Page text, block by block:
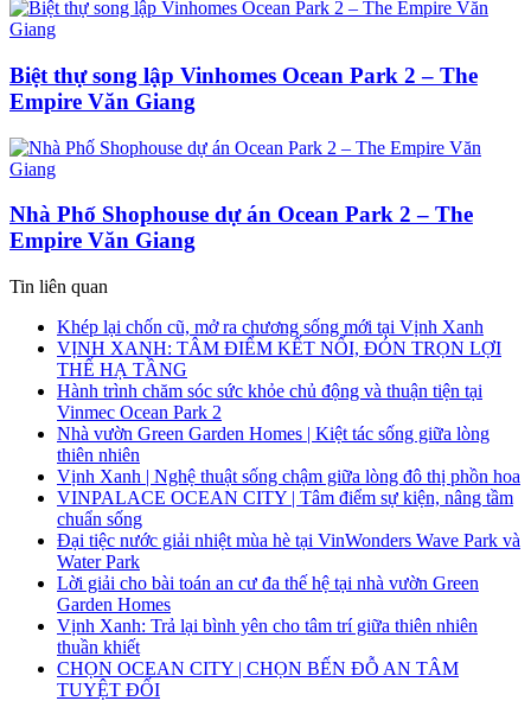
Biệt thự song lập Vinhomes Ocean Park 2 – The
Empire Văn Giang
Nhà Phố Shophouse dự án Ocean Park 2 – The
Empire Văn Giang
Tin liên quan
Khép lại chốn cũ, mở ra chương sống mới tại Vịnh Xanh
VỊNH XANH: TÂM ĐIỂM KẾT NỐI, ĐÓN TRỌN LỢI
THẾ HẠ TẦNG
Hành trình chăm sóc sức khỏe chủ động và thuận tiện tại
Vinmec Ocean Park 2
Nhà vườn Green Garden Homes | Kiệt tác sống giữa lòng
thiên nhiên
Vịnh Xanh | Nghệ thuật sống chậm giữa lòng đô thị phồn hoa
VINPALACE OCEAN CITY | Tâm điểm sự kiện, nâng tầm
chuẩn sống
Đại tiệc nước giải nhiệt mùa hè tại VinWonders Wave Park và
Water Park
Lời giải cho bài toán an cư đa thế hệ tại nhà vườn Green
Garden Homes
Vịnh Xanh: Trả lại bình yên cho tâm trí giữa thiên nhiên
thuần khiết
CHỌN OCEAN CITY | CHỌN BẾN ĐỖ AN TÂM
TUYỆT ĐỐI